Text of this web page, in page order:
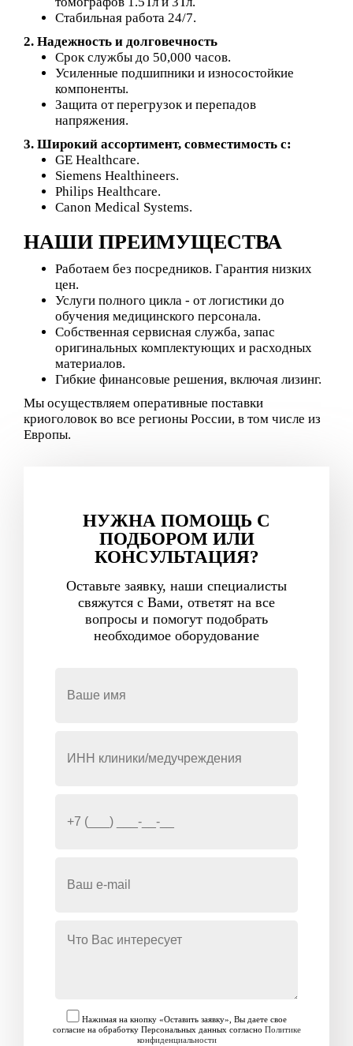
Стабильная работа 24/7.
2. Надежность и долговечность
Срок службы до 50,000 часов.
Усиленные подшипники и износостойкие
компоненты.
Защита от перегрузок и перепадов
напряжения.
3. Широкий ассортимент, совместимость с:
GE Healthcare.
Siemens Healthineers.
Philips Healthcare.
Canon Medical Systems.
НАШИ ПРЕИМУЩЕСТВА
Работаем без посредников. Гарантия низких
цен.
Услуги полного цикла - от логистики до
обучения медицинского персонала.
Собственная сервисная служба, запас
оригинальных комплектующих и расходных
материалов.
Гибкие финансовые решения, включая лизинг.
Мы осуществляем оперативные поставки
криоголовок во все регионы России, в том числе из
Европы.
НУЖНА ПОМОЩЬ С
ПОДБОРОМ ИЛИ
КОНСУЛЬТАЦИЯ?
Оставьте заявку, наши специалисты
свяжутся с Вами, ответят на все
вопросы и помогут подобрать
необходимое оборудование
Нажимая на кнопку «Оставить заявку», Вы даете свое
согласие на обработку Персональных данных согласно Политике
конфиденциальности